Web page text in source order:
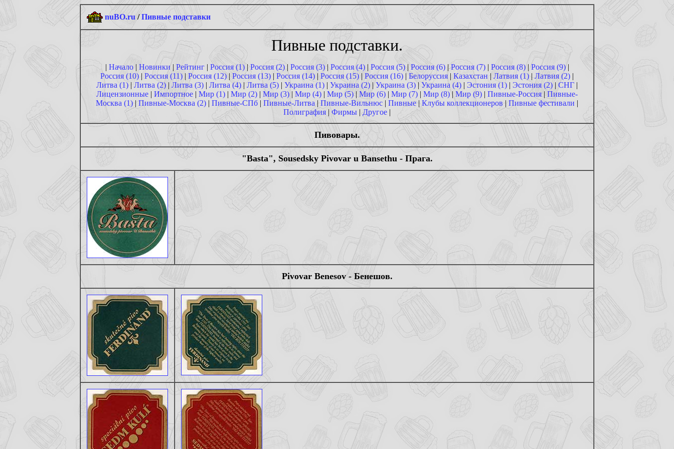
nuBO.ru /Пивные подставки
Пивные подставки.
| Начало| Новинки| Рейтинг| Россия (1)|Россия (2)| Россия (3)| Россия (4)| Россия (5)| Россия (6)|Россия (7)| Россия (8)| Россия (9)|
Россия (10) | Россия (11) | Россия (12) |Россия (13) | Россия (14) | Россия (15) | Россия (16) | Белоруссия | Казахстан | Латвия (1) | Латвия (2) |
Литва (1) | Литва (2) | Литва (3) | Литва (4) | Литва (5) | Украина (1) | Украина (2) | Украина (3) | Украина (4) | Эстония (1) | Эстония (2) | СНГ |
Лицензионные | Импортное | Мир (1) | Мир (2) | Мир (3) | Мир (4) | Мир (5)| Мир (6) | Мир (7) | Мир (8) | Мир (9) | Пивные-Россия | Пивные-
Москва (1)| Пивные-Москва (2) | Пивные-СПб | Пивные-Литва |Пивные-Вильнюс | Пивные | Клубы коллекционеров| Пивные фестивали |
Полиграфия | Фирмы | Другое |
Пивовары.
"Basta", Sousedsky Pivovar u Bansethu - Прага.
Pivovar Benesov - Бенешов.